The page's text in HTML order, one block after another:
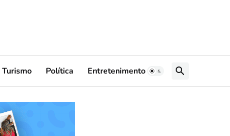
Turismo Política Entretenimento